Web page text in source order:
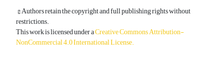
© Authors retain the copyright and full publishing rights without
restrictions.
This work is licensed under aCreative Commons Attribution-
NonCommercial 4.0 International License.